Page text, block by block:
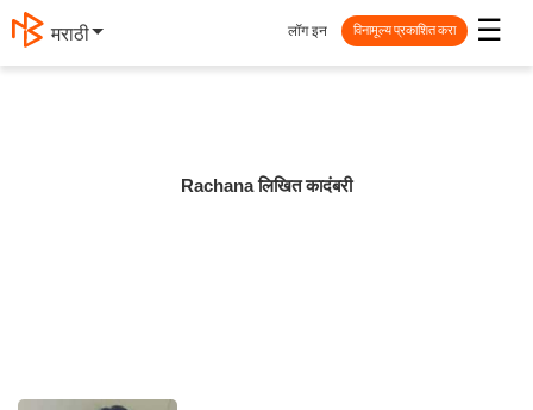
मराठी ☰
लॉग इन विनामूल्य प्रकाशित करा
Rachana लिखित कादंबरी